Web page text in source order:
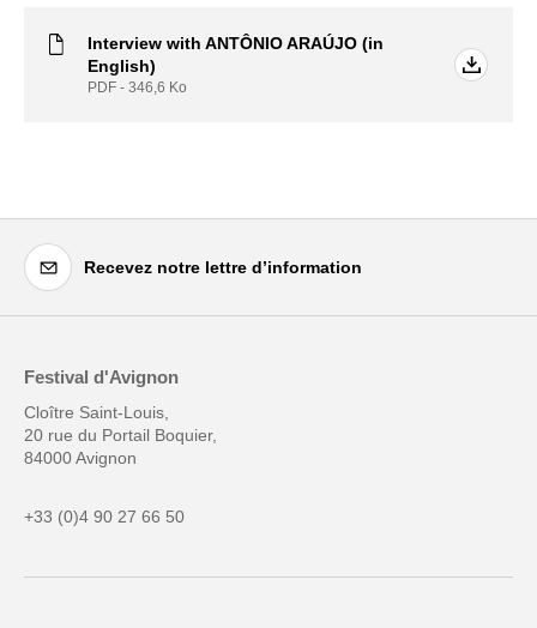
Interview with ANTÔNIO ARAÚJO (in
English)
PDF - 346,6 Ko
Recevez notre lettre d’information
Festival d'Avignon
Cloître Saint-Louis,
20 rue du Portail Boquier,
84000 Avignon
+33 (0)4 90 27 66 50